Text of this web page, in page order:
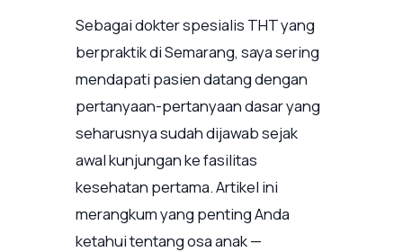
Sebagai dokter spesialis THT yang
berpraktik di Semarang, saya sering
mendapati pasien datang dengan
pertanyaan-pertanyaan dasar yang
seharusnya sudah dijawab sejak
awal kunjungan ke fasilitas
kesehatan pertama. Artikel ini
merangkum yang penting Anda
ketahui tentang osa anak —